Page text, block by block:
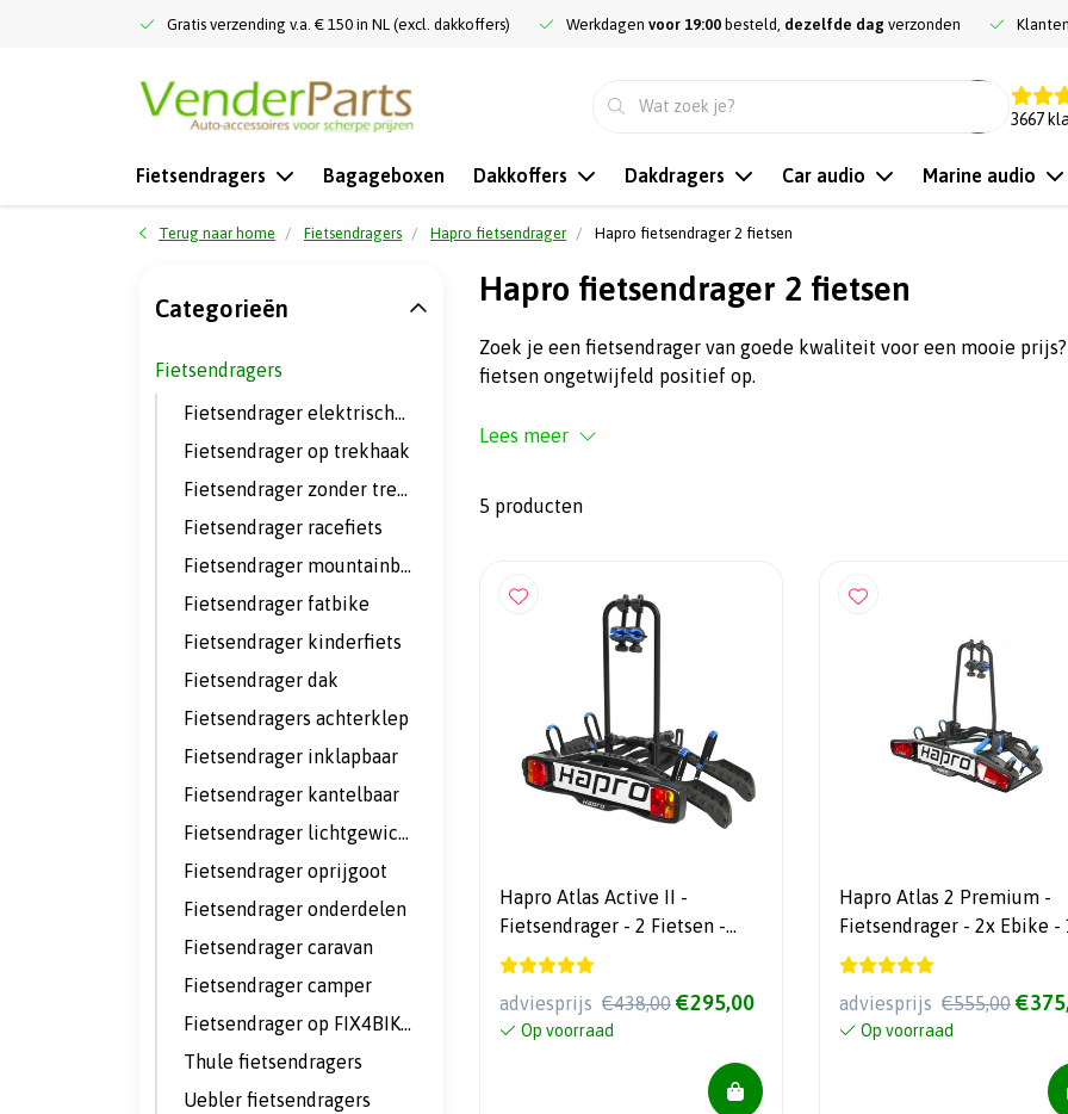
Gratis verzending v.a. € 150 in NL (excl. dakkoffers) Werkdagen voor 19:00 besteld, dezelfde dag verzonden
3667
Fietsendragers Bagageboxen Dakkoffers Dakdragers Car audio Marine audio
Terug naar home Fietsendragers Hapro fietsendrager Hapro fietsendrager 2 fietsen
Hapro fietsendrager 2 fietsen
Zoek je een fietsendrager van goede kwaliteit voor een mooie
fietsen ongetwijfeld positief op.
Lees meer
5 producten
Hapro Atlas Active II -
Fietsendrager - 2 Fietsen -
adviesprijs €438,00 €295,00
Op voorraad
Hapro Atlas 2 Premium -
Fietsendrager - 2x Ebike -
Polig
adviesprijs €555,00
Op voorraad
Categorieën
Fietsendragers
Fietsendrager elektrische fietsen
Fietsendrager op trekhaak
Fietsendrager zonder trekhaak
Fietsendrager racefiets
Fietsendrager mountainbike
Fietsendrager fatbike
Fietsendrager kinderfiets
Fietsendrager dak
Fietsendragers achterklep
Fietsendrager inklapbaar
Fietsendrager kantelbaar
Fietsendrager lichtgewicht
Fietsendrager oprijgoot
Fietsendrager onderdelen
Fietsendrager caravan
Fietsendrager camper
Fietsendrager op FIX4BIKE trekhaak
Thule fietsendragers
Uebler fietsendragers